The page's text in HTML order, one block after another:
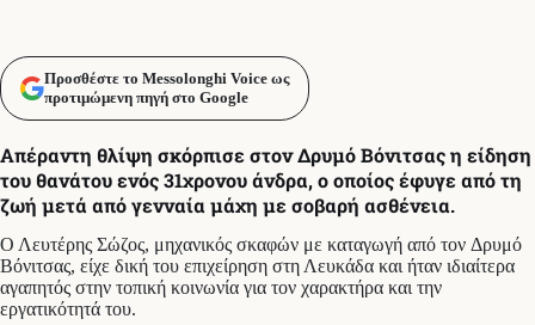
Προσθέστε το Messolonghi Voice ως
προτιμώμενη πηγή στο Google
Απέραντη θλίψη σκόρπισε στον Δρυμό Βόνιτσας η είδηση
του θανάτου ενός 31χρονου άνδρα, ο οποίος έφυγε από τη
ζωή μετά από γενναία μάχη με σοβαρή ασθένεια.
Ο Λευτέρης Σώζος, μηχανικός σκαφών με καταγωγή από τον Δρυμό
Βόνιτσας, είχε δική του επιχείρηση στη Λευκάδα και ήταν ιδιαίτερα
αγαπητός στην τοπική κοινωνία για τον χαρακτήρα και την
εργατικότητά του.